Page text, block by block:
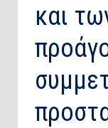
και